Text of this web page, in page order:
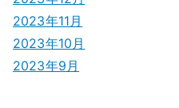
2023年11月
2023年10月
2023年9月